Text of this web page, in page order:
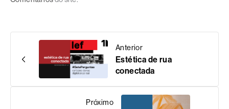
Anterior
Estética de rua
conectada
Próximo